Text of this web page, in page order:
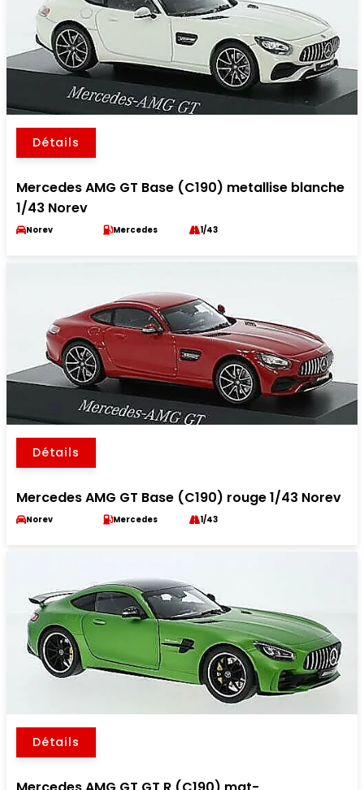
Détails
Mercedes AMG GT Base (C190) metallise blanche
1/43 Norev
Norev Mercedes 1/43
Détails
Mercedes AMG GT Base (C190) rouge 1/43 Norev
Norev Mercedes 1/43
Détails